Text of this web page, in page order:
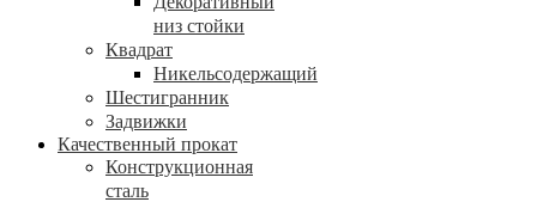
низ стойки
Квадрат
Никельсодержащий
Шестигранник
Задвижки
Качественный прокат
Конструкционная
сталь